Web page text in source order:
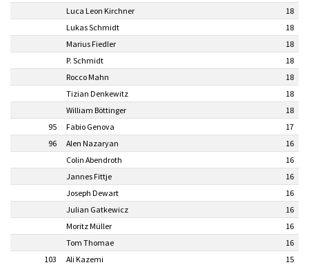
Luca Leon Kirchner
18
Lukas Schmidt
18
Marius Fiedler
18
P. Schmidt
18
Rocco Mahn
18
Tizian Denkewitz
18
William Böttinger
18
95
Fabio Genova
17
96
Alen Nazaryan
16
Colin Abendroth
16
Jannes Fittje
16
Joseph Dewart
16
Julian Gatkewicz
16
Moritz Müller
16
Tom Thomae
16
103
Ali Kazemi
15